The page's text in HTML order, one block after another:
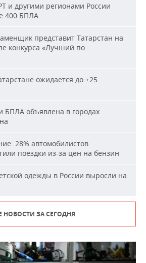
и другими регионами России
400 БПЛА
представит Татарстан на
конкурса «Лучший по
ожидается до +25
БПЛА объявлена в городах
28% автомобилистов
поездки из-за цен на бензин
одежды в России выросли на
НОВОСТИ ЗА СЕГОДНЯ